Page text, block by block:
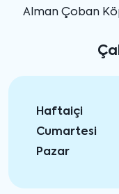
Alman Çoban
Haftaiçi
Cumartesi
Pazar